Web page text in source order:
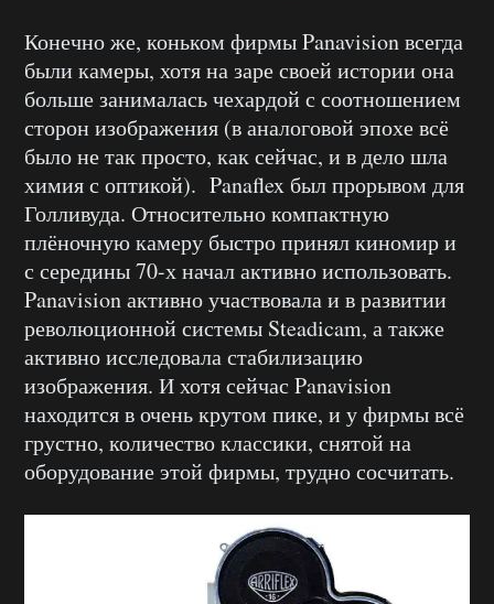
Конечно же, коньком фирмы Panavision всегда
были камеры, хотя на заре своей истории она
больше занималась чехардой с соотношением
сторон изображения (в аналоговой эпохе всё
было не так просто, как сейчас, и в дело шла
химия с оптикой). Panaflex был прорывом для
Голливуда. Относительно компактную
плёночную камеру быстро принял киномир и
с середины 70-х начал активно использовать.
Panavision активно участвовала и в развитии
революционной системы Steadicam, а также
активно исследовала стабилизацию
изображения. И хотя сейчас Panavision
находится в очень крутом пике, и у фирмы всё
грустно, количество классики, снятой на
оборудование этой фирмы, трудно сосчитать.